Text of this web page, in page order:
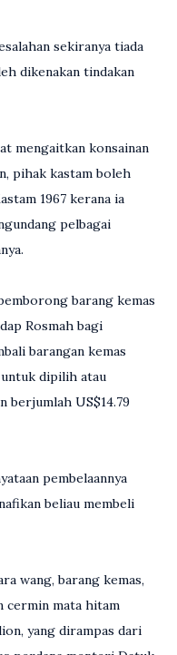
sekiranya tiada
dikenakan tindakan
mengaitkan konsainan
pihak kastam boleh
1967 kerana ia
pelbagai
barang kemas
Rosmah bagi
barangan kemas
dipilih atau
berjumlah US$14.79
pembelaannya
beliau membeli
wang, barang kemas,
cermin mata hitam
yang dirampas dari